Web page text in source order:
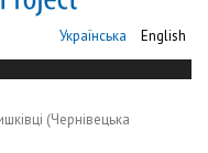
Українська English
(Чернівецька